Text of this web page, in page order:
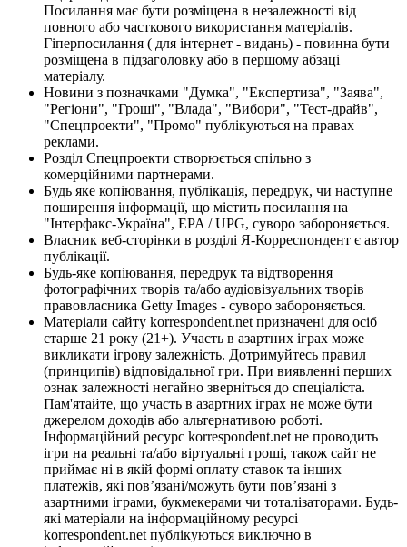
Посилання має бути розміщена в незалежності від
повного або часткового використання матеріалів.
Гіперпосилання ( для інтернет - видань) - повинна бути
розміщена в підзаголовку або в першому абзаці
матеріалу.
Новини з позначками "Думка", "Експертиза", "Заява",
"Регіони", "Гроші", "Влада", "Вибори", "Тест-драйв",
"Спецпроекти", "Промо" публікуються на правах
реклами.
Розділ Спецпроекти створюється спільно з
комерційними партнерами.
Будь яке копіювання, публікація, передрук, чи наступне
поширення інформації, що містить посилання на
"Інтерфакс-Україна", EPA / UPG, суворо забороняється.
Власник веб-сторінки в розділі Я-Корреспондент є автор
публікації.
Будь-яке копіювання, передрук та відтворення
фотографічних творів та/або аудіовізуальних творів
правовласника Getty Images - суворо забороняється.
Матеріали сайту korrespondent.net призначені для осіб
старше 21 року (21+). Участь в азартних іграх може
викликати ігрову залежність. Дотримуйтесь правил
(принципів) відповідальної гри. При виявленні перших
ознак залежності негайно зверніться до спеціаліста.
Пам'ятайте, що участь в азартних іграх не може бути
джерелом доходів або альтернативою роботі.
Інформаційний ресурс korrespondent.net не проводить
ігри на реальні та/або віртуальні гроші, також сайт не
приймає ні в якій формі оплату ставок та інших
платежів, які пов’язані/можуть бути пов’язані з
азартними іграми, букмекерами чи тоталізаторами. Будь-
які матеріали на інформаційному ресурсі
korrespondent.net публікуються виключно в